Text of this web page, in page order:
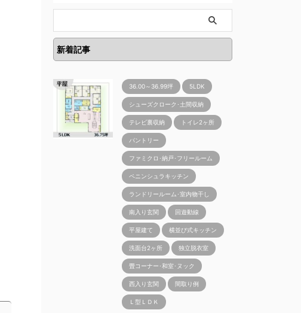
新着記事
36.00～36.99坪 5LDK
シューズクローク･土間収納
テレビ裏収納 トイレ2ヶ所
パントリー
ファミクロ･納戸･フリールーム
ペニンシュラキッチン
ランドリールーム･室内物干し
南入り玄関 回遊動線
平屋建て 横並び式キッチン
洗面台2ヶ所 独立脱衣室
畳コーナー･和室･ヌック
西入り玄関 間取り例
Ｌ型ＬＤＫ